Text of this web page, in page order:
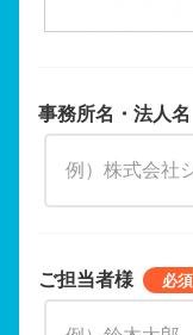
事務所名・法人名
ご担当者様